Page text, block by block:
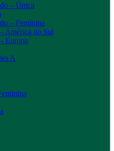
– Única
– Feminina
América do Sul
Europa
A